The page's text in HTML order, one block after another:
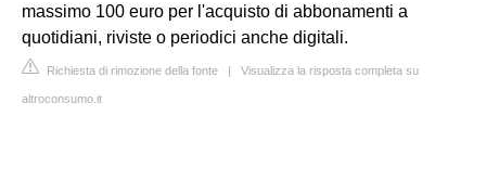
massimo 100 euro per l'acquisto di abbonamenti a
quotidiani, riviste o periodici anche digitali.
Richiesta di rimozione della fonte | Visualizza la risposta completa su
altroconsumo.it